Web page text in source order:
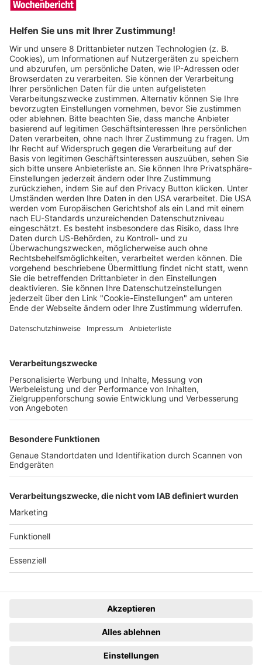
Silicon Valley trifft auf Freiburg im neuen
Strahlenheilkunde-Labor der Uniklinik
Matthias Joers 04.12.2024
Freiburger Wochenbericht
Der Wochenbericht
wurde zum 31. Juli 2026
eingestellt.
News
Lokales
Sport
Ein Unternehmen der